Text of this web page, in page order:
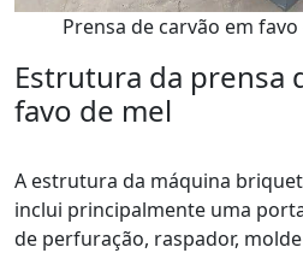
Prensa de carvão em
Estrutura da prensa
favo de mel
A estrutura da máquina
inclui principalmente uma
de perfuração, raspador,